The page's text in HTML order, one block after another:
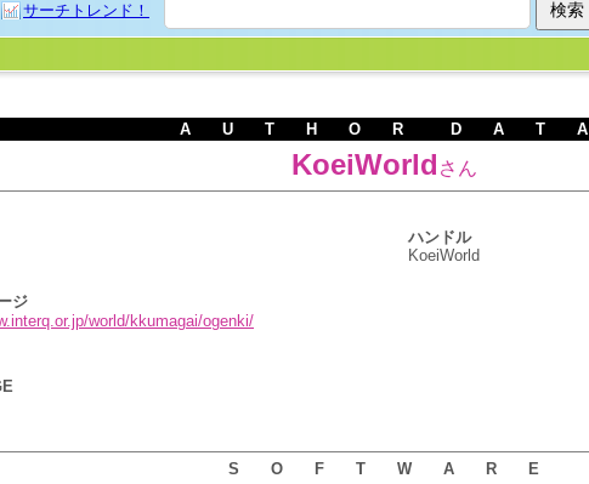
サーチトレンド！
A U T H O R D A T A
KoeiWorld さん
ハンドル
KoeiWorld
ジ
world/kkumagai/ogenki/
S O F T W A R E